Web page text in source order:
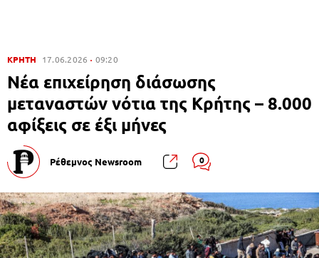
ΚΡΗΤΗ 17.06.2026 09:20
Νέα επιχείρηση διάσωσης
μεταναστών νότια της Κρήτης – 8.000
αφίξεις σε έξι μήνες
Ρέθεμνος Newsroom 0